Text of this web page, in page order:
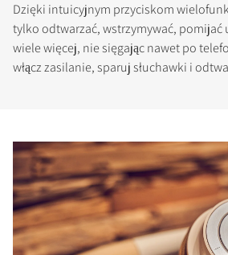
PORÓWNAJ
Dzięki intuicyjnym przyciskom
tylko odtwarzać, wstrzymywać, pomijać
wiele więcej, nie sięgając nawet po
włącz zasilanie, sparuj słuchawki i